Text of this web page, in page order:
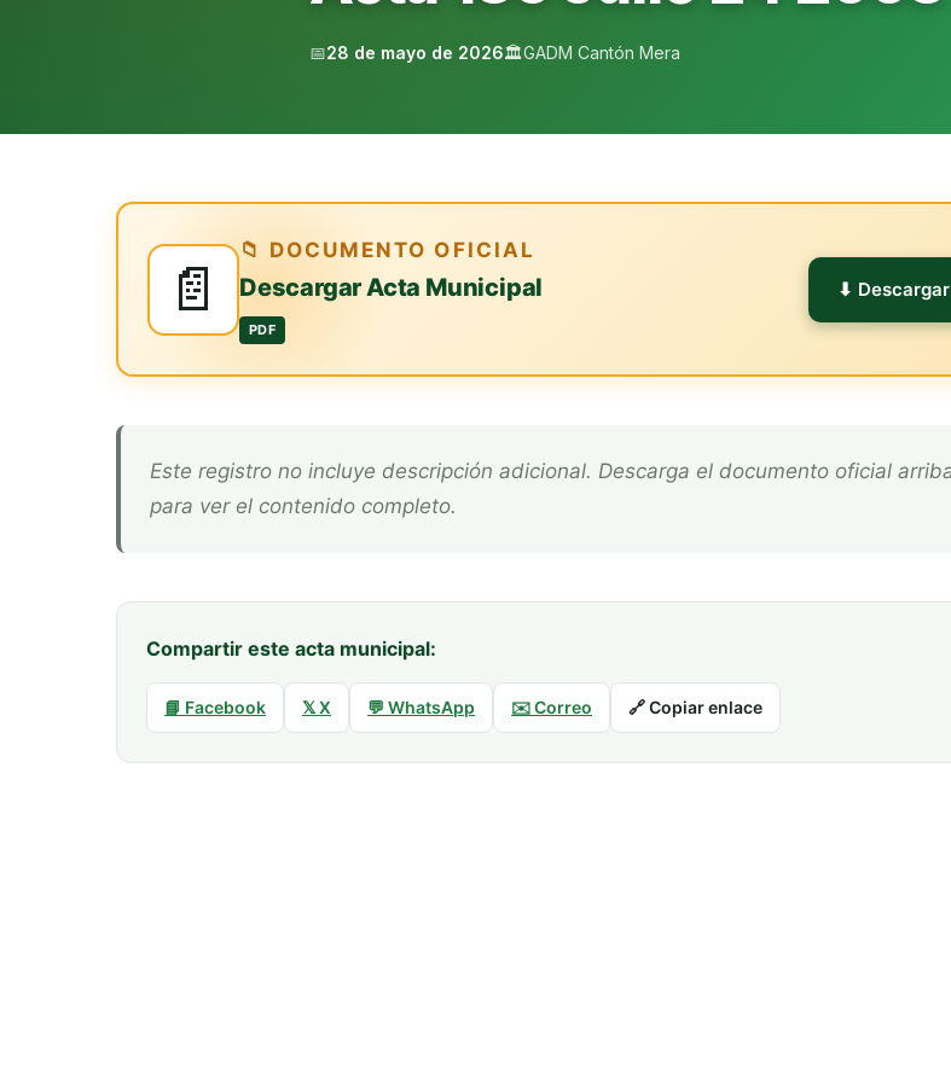
📅28 de mayo de 2026🏛️GADM Cantón Mera
📄
📁 DOCUMENTO OFICIAL
Descargar Acta Municipal
PDF
⬇ Descargar
Este registro no incluye descripción adicional. Descarga el documento oficial arriba
para ver el contenido completo.
Compartir este acta municipal:
📘 Facebook 𝕏 X 💬 WhatsApp ✉️ Correo 🔗 Copiar enlace